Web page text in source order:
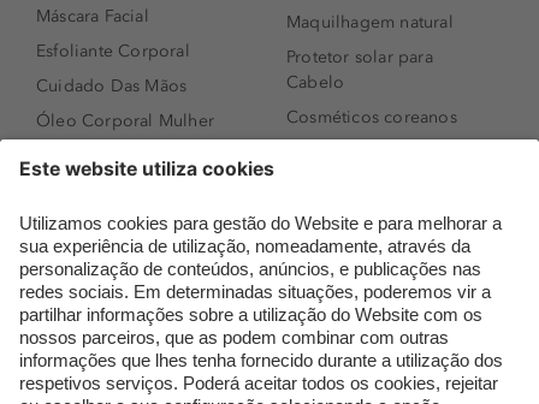
Máscara Facial
Esfoliante Corporal
Cuidado Das Mãos
Óleo Corporal Mulher
Sérum de Rosto
Body mist & Spray
corporal
Produtos para Cabelo
Homem
Espuma de Limpeza
Maquilhagem natural
Protetor solar para
Cabelo
Cosméticos coreanos
Perfumes árabes
Novidades
Melhores Perfumes
Femininos
TOP 10: Perfumes
Masculinos